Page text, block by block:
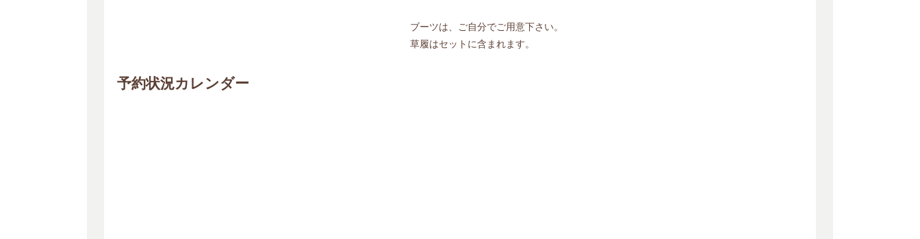
ブーツは、ご自分でご用意下さい。
草履はセットに含まれます。
予約状況カレンダー